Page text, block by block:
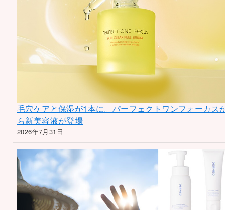
毛穴ケアと保湿が1本に。パーフェクトワンフォーカス
ら新美容液が登場
2026年7月31日